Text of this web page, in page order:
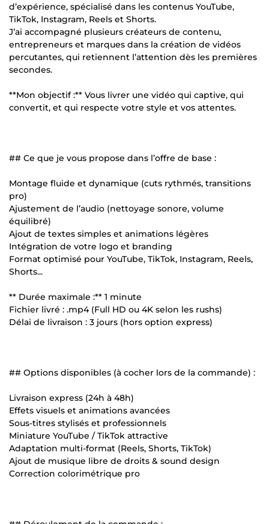
d’expérience, spécialisé dans les contenus YouTube,
TikTok, Instagram, Reels et Shorts.
J’ai accompagné plusieurs créateurs de contenu,
entrepreneurs et marques dans la création de vidéos
percutantes, qui retiennent l’attention dès les premières
secondes.
**Mon objectif :** Vous livrer une vidéo qui captive, qui
convertit, et qui respecte votre style et vos attentes.
## Ce que je vous propose dans l’offre de base :
Montage fluide et dynamique (cuts rythmés, transitions
pro)
Ajustement de l’audio (nettoyage sonore, volume
équilibré)
Ajout de textes simples et animations légères
Intégration de votre logo et branding
Format optimisé pour YouTube, TikTok, Instagram, Reels,
Shorts...
** Durée maximale :** 1 minute
Fichier livré : .mp4 (Full HD ou 4K selon les rushs)
Délai de livraison : 3 jours (hors option express)
## Options disponibles (à cocher lors de la commande) :
Livraison express (24h à 48h)
Effets visuels et animations avancées
Sous-titres stylisés et professionnels
Miniature YouTube / TikTok attractive
Adaptation multi-format (Reels, Shorts, TikTok)
Ajout de musique libre de droits & sound design
Correction colorimétrique pro